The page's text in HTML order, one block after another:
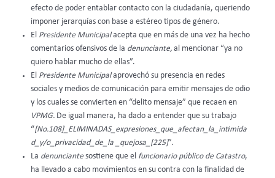
efecto de poder entablar contacto con la ciudadanía, queriendo
imponer jerarquías con base a estéreo tipos de género.
El Presidente Municipalacepta que en más de una vez ha hecho
comentarios ofensivos de la denunciante, al mencionar “ya no
quiero hablar mucho de ellas”.
El Presidente Municipalaprovechó su presencia en redes
sociales y medios de comunicación para emitir mensajes de odio
y los cuales se convierten en “delito mensaje” que recaen en
VPMG. De igual manera, ha dado a entender que su trabajo
“[No.108]_ELIMINADAS_expresiones_que_afectan_la_intimida
d_y/o_privacidad_de_la _quejosa_[225]”.
La denunciantesostiene que el funcionario público de Catastro,
ha llevado a cabo movimientos en su contra con la finalidad de